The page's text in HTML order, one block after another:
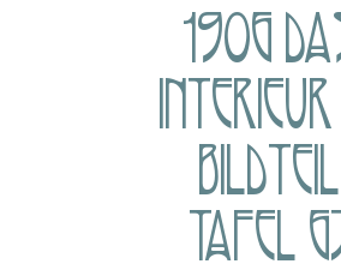
1906
INTERIEUR
BILDTEIL
TAFEL